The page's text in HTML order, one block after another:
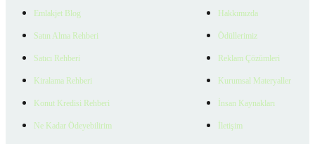
Emlakjet Blog
Satın Alma Rehberi
Satıcı Rehberi
Kiralama Rehberi
Konut Kredisi Rehberi
Ne Kadar Ödeyebilirim
Hakkımızda
Ödüllerimiz
Reklam Çözümleri
Kurumsal Materyaller
İnsan Kaynakları
İletişim